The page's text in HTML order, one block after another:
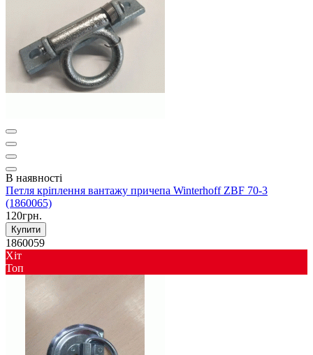
В наявності
Петля кріплення вантажу причепа Winterhoff ZBF 70-3
(1860065)
120грн.
Купити
1860059
Хіт
Toп